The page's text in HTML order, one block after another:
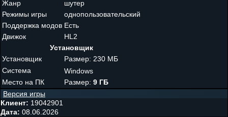
Жанр
шутер
Режимы игры
однопользовательский
Поддержка модов Есть
Движок
HL2
Установщик
Установщик
Размер: 230 МБ
Система
Windows
Место на ПК
Размер: 9 ГБ
Версия игры
Клиент: 19042901
Дата: 08.06.2026